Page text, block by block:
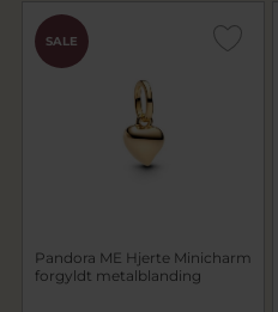
SALE
Pandora ME Hjerte Minicharm
forgyldt metalblanding